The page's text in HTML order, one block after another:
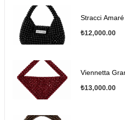
Stracci Amaré
₺12,000.00
Viennetta
₺13,000.00